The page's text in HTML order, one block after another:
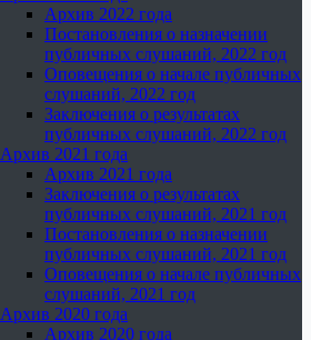
Архив 2022 года
Постановления о назначении
публичных слушаний, 2022 год
Оповещения о начале публичных
слушаний, 2022 год
Заключения о результатах
публичных слушаний, 2022 год
Архив 2021 года
Архив 2021 года
Заключения о результатах
публичных слушаний, 2021 год
Постановления о назначении
публичных слушаний, 2021 год
Оповещения о начале публичных
слушаний, 2021 год
Архив 2020 года
Архив 2020 года